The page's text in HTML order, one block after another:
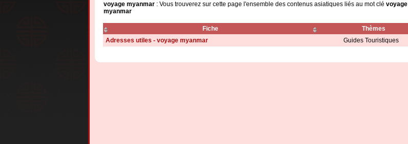
voyage myanmar : Vous trouverez sur cette page l'ensemble des contenus asiatiques liés au mot clé voyage
myanmar
Fiche
Thèmes
Adresses utiles - voyage myanmar
Guides Touristiques